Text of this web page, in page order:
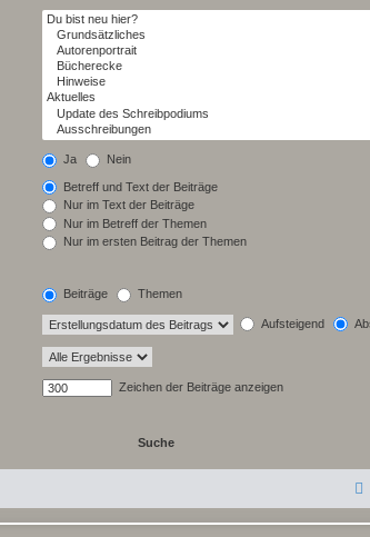
Ja Nein
Betreff und Text der Beiträge
Nur im Text der Beiträge
Nur im Betreff der Themen
Nur im ersten Beitrag der Themen
Beiträge Themen
Aufsteigend
Zeichen der Beiträge anzeigen